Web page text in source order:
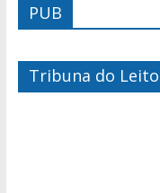
PUB
Tribuna do